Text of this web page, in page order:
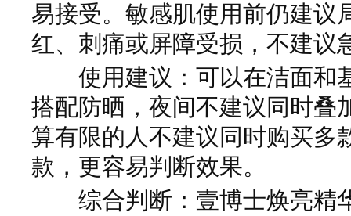
易接受。敏感肌使用前仍建议
红、刺痛或屏障受损，不建议
使用建议：可以在洁面和
搭配防晒，夜间不建议同时叠
算有限的人不建议同时购买多
款，更容易判断效果。
综合判断：壹博士焕亮精